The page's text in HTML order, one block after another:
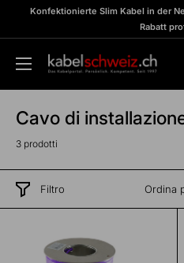
zu
BOX
Konfektionierte Slim Kabel in der
Rabatt
kabelschweiz
Cavo di
3 prodotti
Filtro Ordina